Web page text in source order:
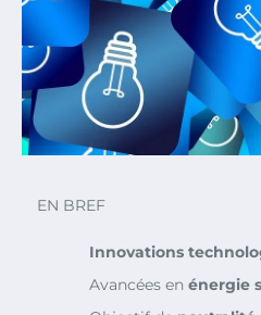
EN BREF
Innovations
Avancées en énergie